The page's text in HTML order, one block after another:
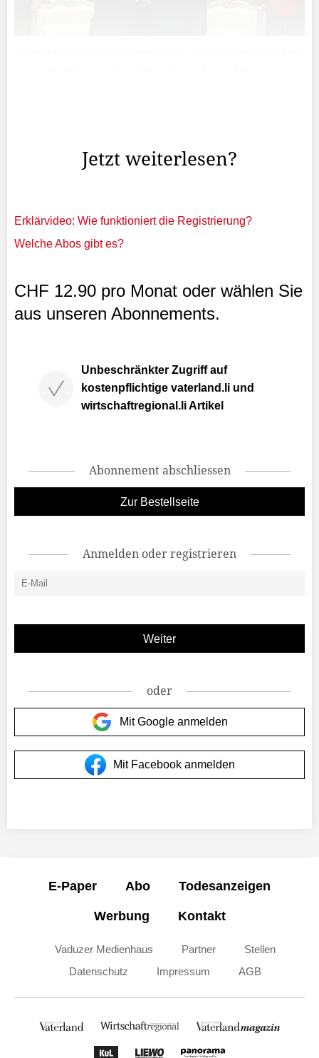
Jetzt weiterlesen?
Erklärvideo: Wie funktioniert die Registrierung?
Welche Abos gibt es?
CHF 12.90 pro Monat oder wählen Sie
aus unseren Abonnements.
Unbeschränkter Zugriff auf
kostenpflichtige vaterland.li und
wirtschaftregional.li Artikel
Abonnement abschliessen
Zur Bestellseite
Anmelden oder registrieren
oder
Mit Google anmelden
Mit Facebook anmelden
E-Paper Abo Todesanzeigen
Werbung Kontakt
Vaduzer Medienhaus Partner
Stellen
Datenschutz
Impressum AGB